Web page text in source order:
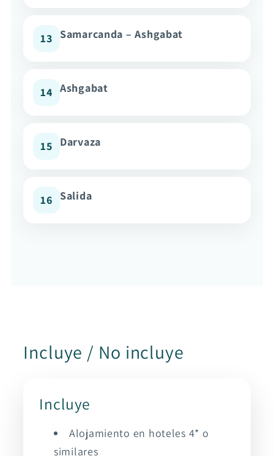
13 Samarcanda – Ashgabat
14 Ashgabat
15 Darvaza
16 Salida
Incluye / No incluye
Incluye
Alojamiento en hoteles 4* o
similares